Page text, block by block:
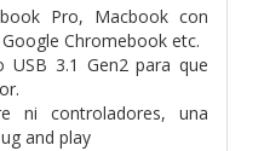
Pro, Macbook con
Chromebook etc.
USB 3.1 Gen2 para que
ni controladores, una
and play